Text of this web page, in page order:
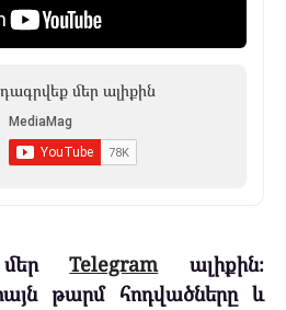
մեր ալիքին
մերTelegramալիքին։
թարմ հոդվածները և